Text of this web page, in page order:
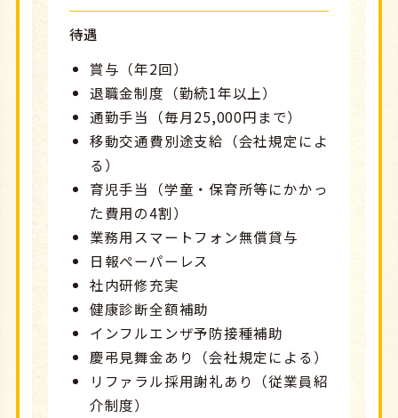
待遇
賞与（年2回）
退職金制度（勤続1年以上）
通勤手当（毎月25,000円まで）
移動交通費別途支給（会社規定によ
る）
育児手当（学童・保育所等にかかっ
た費用の4割）
業務用スマートフォン無償貸与
日報ペーパーレス
社内研修充実
健康診断全額補助
インフルエンザ予防接種補助
慶弔見舞金あり（会社規定による）
リファラル採用謝礼あり（従業員紹
介制度）